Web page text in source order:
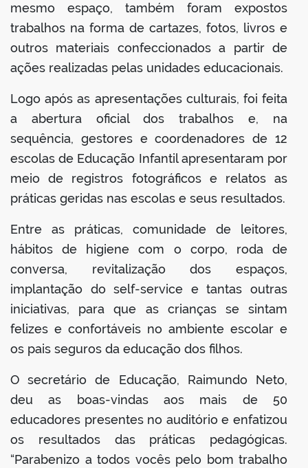
mesmo espaço, também foram expostos
trabalhos na forma de cartazes, fotos, livros e
outros materiais confeccionados a partir de
ações realizadas pelas unidades educacionais.
Logo após as apresentações culturais, foi feita
a abertura oficial dos trabalhos e, na
sequência, gestores e coordenadores de 12
escolas de Educação Infantil apresentaram por
meio de registros fotográficos e relatos as
práticas geridas nas escolas e seus resultados.
Entre as práticas, comunidade de leitores,
hábitos de higiene com o corpo, roda de
conversa, revitalização dos espaços,
implantação do self-service e tantas outras
iniciativas, para que as crianças se sintam
felizes e confortáveis no ambiente escolar e
os pais seguros da educação dos filhos.
O secretário de Educação, Raimundo Neto,
deu as boas-vindas aos mais de 50
educadores presentes no auditório e enfatizou
os resultados das práticas pedagógicas.
“Parabenizo a todos vocês pelo bom trabalho